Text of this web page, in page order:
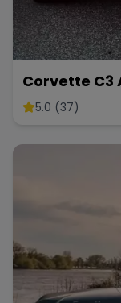
Bentley
Bugatti
Corvette C3
5.0 (37)